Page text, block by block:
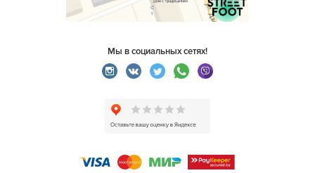
Мы в социальных сетях!